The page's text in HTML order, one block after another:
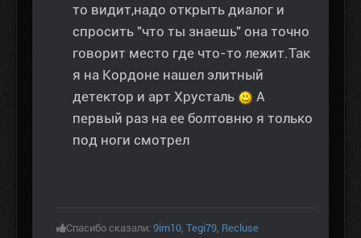
то видит,надо открыть диалог и
спросить "что ты знаешь" она точно
говорит место где что-то лежит.Так
я на Кордоне нашел элитный
детектор и арт Хрусталь
А
первый раз на ее болтовню я только
под ноги смотрел
Спасибо сказали: 9im10, Tegi79, Recluse